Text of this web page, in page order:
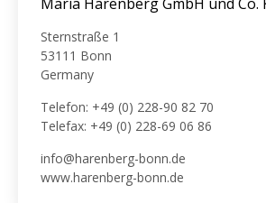
Sternstraße 1
53111 Bonn
Germany
Telefon: +49 (0) 228-90 82 70
Telefax: +49 (0) 228-69 06 86
info@harenberg-bonn.de
www.harenberg-bonn.de